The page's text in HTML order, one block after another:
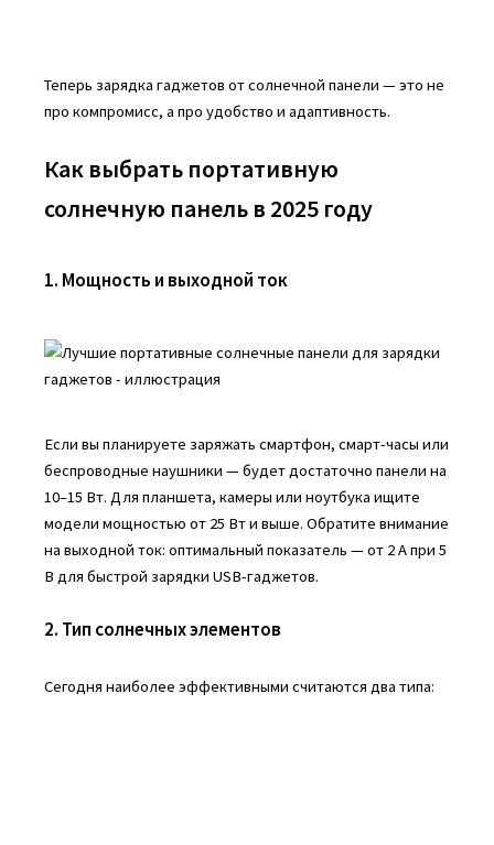
Теперь зарядка гаджетов от солнечной панели — это не
про компромисс, а про удобство и адаптивность.
Как выбрать портативную
солнечную панель в 2025 году
1. Мощность и выходной ток
Если вы планируете заряжать смартфон, смарт-часы или
беспроводные наушники — будет достаточно панели на
10–15 Вт. Для планшета, камеры или ноутбука ищите
модели мощностью от 25 Вт и выше. Обратите внимание
на выходной ток: оптимальный показатель — от 2 А при 5
В для быстрой зарядки USB-гаджетов.
2. Тип солнечных элементов
Сегодня наиболее эффективными считаются два типа: